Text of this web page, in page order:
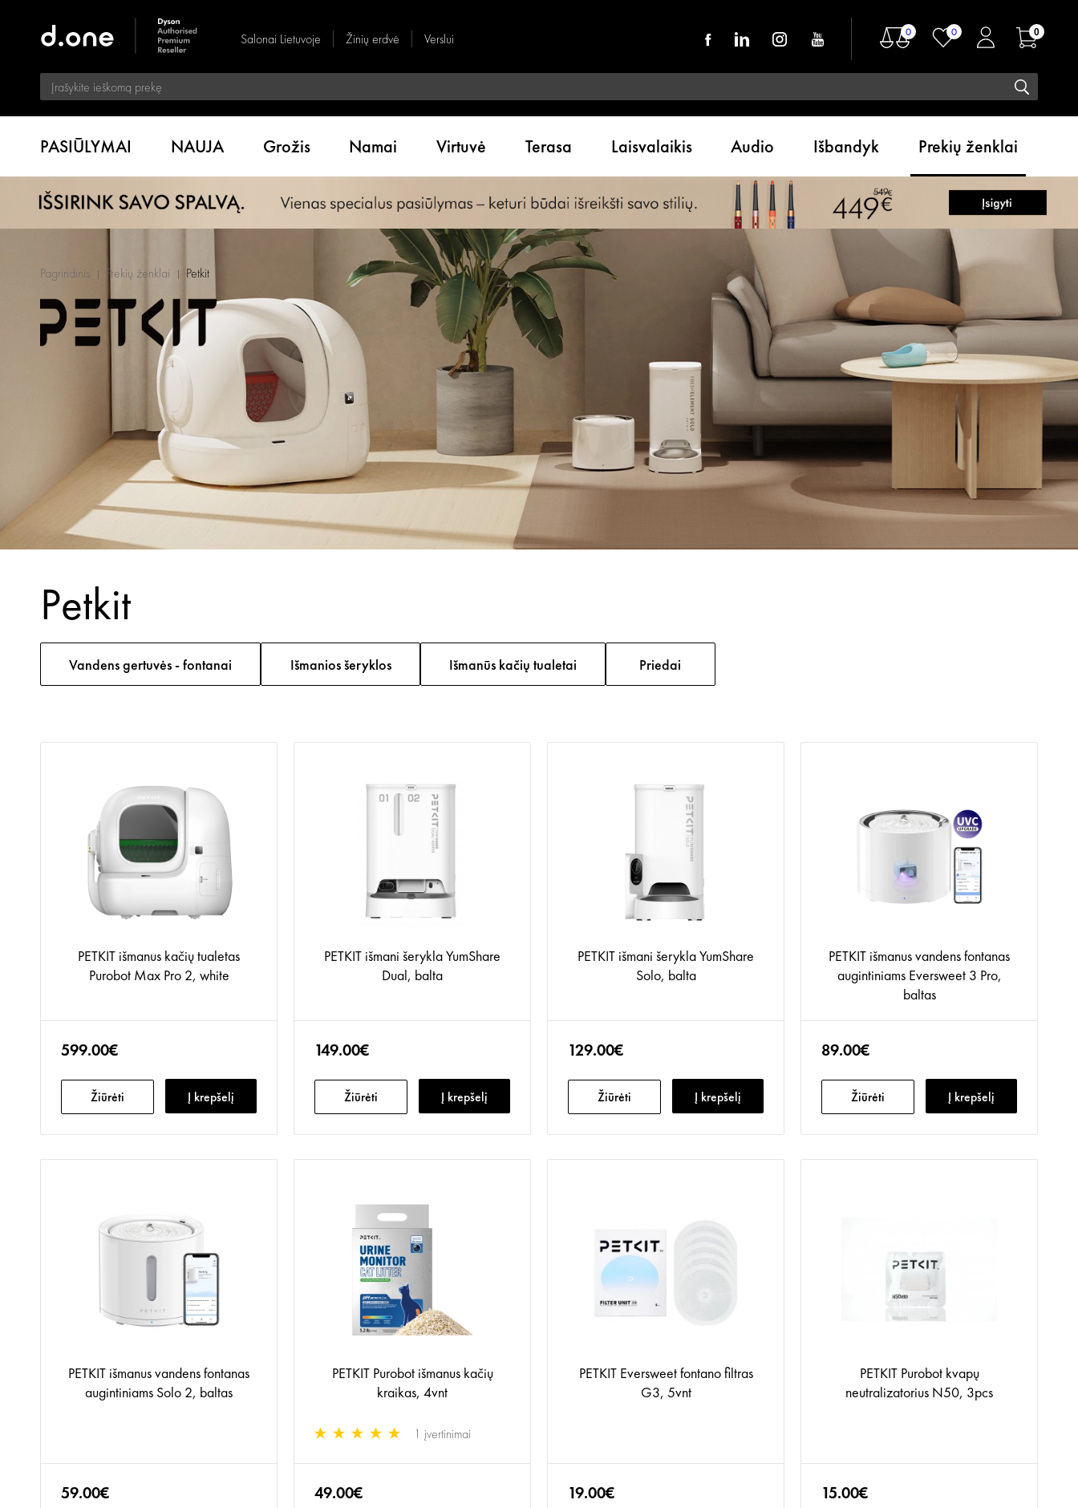
Salonai Lietuvoje Žinių erdvė Verslui 0 0 0
PASIŪLYMAI NAUJA Grožis Namai Virtuvė Terasa Laisvalaikis Audio Išbandyk Prekių ženklai
Pagrindinis Prekių ženklai Petkit
Petkit
Vandens gertuvės - fontanai Išmanios šeryklos Išmanūs kačių tualetai Priedai
PETKIT išmanus kačių tualetas
Purobot Max Pro 2, white
599.00€
Žiūrėti Į krepšelį
PETKIT išmani šerykla YumShare
Dual, balta
149.00€
Žiūrėti Į krepšelį
PETKIT išmani šerykla YumShare
Solo, balta
129.00€
Žiūrėti Į krepšelį
PETKIT išmanus vandens fontanas
augintiniams Eversweet 3 Pro,
baltas
89.00€
Žiūrėti Į krepšelį
PETKIT išmanus vandens fontanas
augintiniams Solo 2, baltas
59.00€
PETKIT Purobot išmanus kačių
kraikas, 4vnt
1 įvertinimai
49.00€
PETKIT Eversweet fontano filtras
G3, 5vnt
19.00€
PETKIT Purobot kvapų
neutralizatorius N50, 3pcs
15.00€